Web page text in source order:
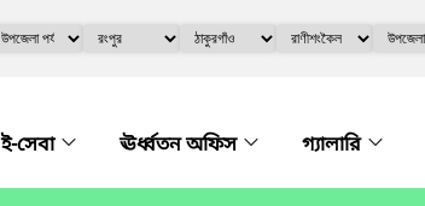
ই-সেবা ঊর্ধ্বতন অফিস গ্যালারি